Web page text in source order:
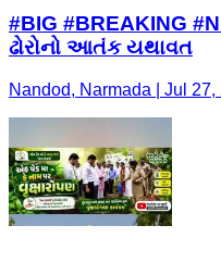
#BIG #BREAKING
ઢોરોનો આતંક યથાવત
Nandod, Narmada | Jul 27,